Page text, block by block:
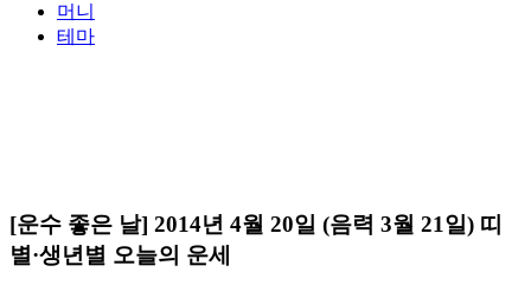
머니
테마
[운수 좋은 날] 2014년 4월 20일 (음력 3월 21일) 띠
별·생년별 오늘의 운세